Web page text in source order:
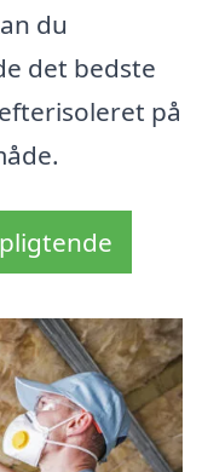
du
det bedste
på